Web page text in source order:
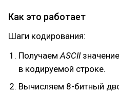
Как это работает
Шаги кодирования:
ПолучаемASCII
в кодируемой строке.
Вычисляем 8-битный